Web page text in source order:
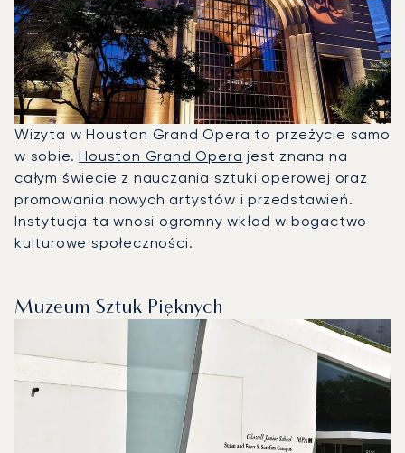
Wizyta w Houston Grand Opera to przeżycie samo
w sobie.Houston Grand Opera jest znana na
całym świecie z nauczania sztuki operowej oraz
promowania nowych artystów i przedstawień.
Instytucja ta wnosi ogromny wkład w bogactwo
kulturowe społeczności.
Muzeum Sztuk Pięknych